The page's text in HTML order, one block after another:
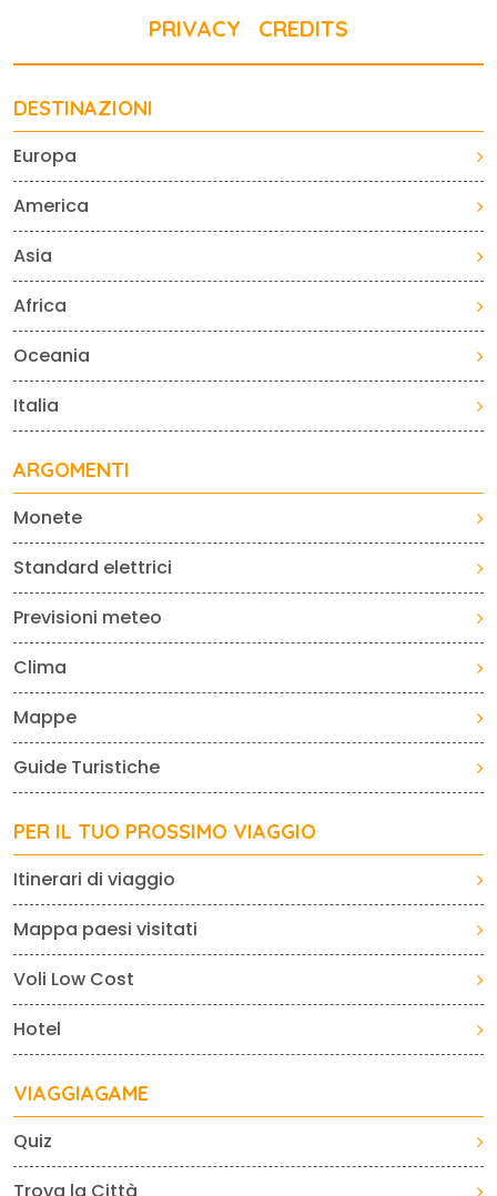
PRIVACY CREDITS
DESTINAZIONI
Europa
America
Asia
Africa
Oceania
Italia
ARGOMENTI
Monete
Standard elettrici
Previsioni meteo
Clima
Mappe
Guide Turistiche
PER IL TUO PROSSIMO VIAGGIO
Itinerari di viaggio
Mappa paesi visitati
Voli Low Cost
Hotel
VIAGGIAGAME
Quiz